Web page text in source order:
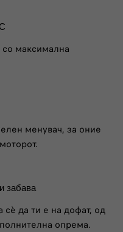
максимална
менувач, за оние
забава
сè да ти е на дофат, од
опрема.